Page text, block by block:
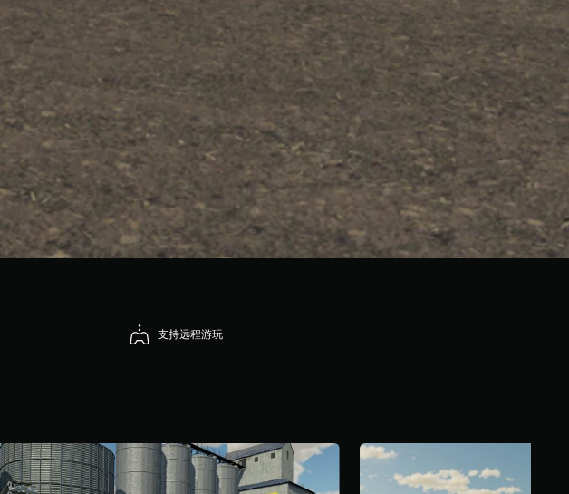
支持远程游玩